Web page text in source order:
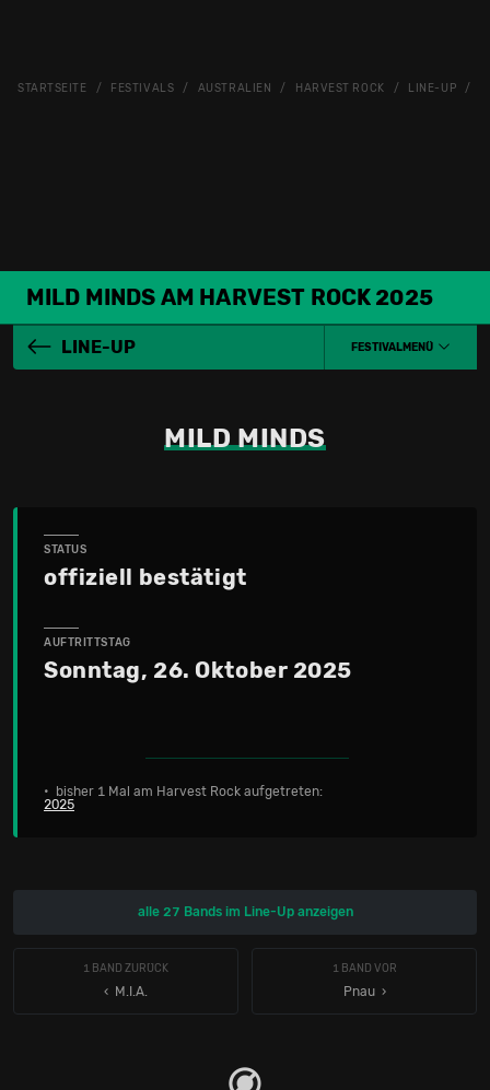
STARTSEITE FESTIVALS AUSTRALIEN HARVEST ROCK LINE-UP
MILD MINDS AM HARVEST ROCK 2025
LINE-UP FESTIVALMENÜ
MILD MINDS
STATUS
offiziell bestätigt
AUFTRITTSTAG
Sonntag, 26. Oktober 2025
• bisher 1 Mal am Harvest Rock aufgetreten:
2025
alle 27 Bands im Line-Up anzeigen
1 BAND ZURÜCK
‹ M.I.A.
1 BAND VOR
Pnau